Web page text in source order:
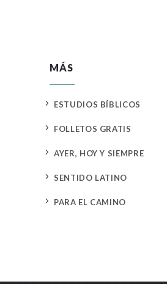
MÁS
5 ESTUDIOS BÍBLICOS
5 FOLLETOS GRATIS
5 AYER, HOY Y SIEMPRE
5 SENTIDO LATINO
5 PARA EL CAMINO